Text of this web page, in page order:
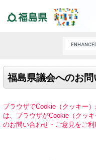
福島県議会へのお
ブラウザでCookie（クッキー
は、ブラウザがCookie（クッ
のお問い合わせ・ご意見をご利